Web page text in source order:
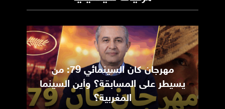
مهرجان كان السينمائي 79: من
يسيطر على المسابقة؟ وأين السينما
المغربية؟